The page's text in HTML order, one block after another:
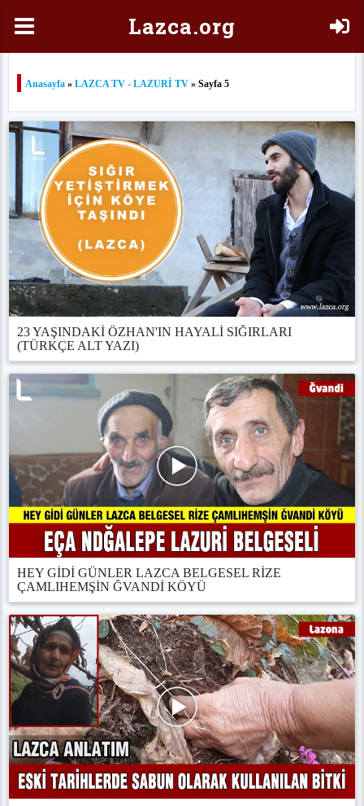
Lazca.org
Anasayfa » LAZCA TV - LAZURİ TV » Sayfa 5
23 YAŞINDAKİ ÖZHAN'IN HAYALİ SIĞIRLARI
(TÜRKÇE ALT YAZI)
HEY GİDİ GÜNLER LAZCA BELGESEL RİZE
ÇAMLIHEMŞİN ĞVANDİ KÖYÜ